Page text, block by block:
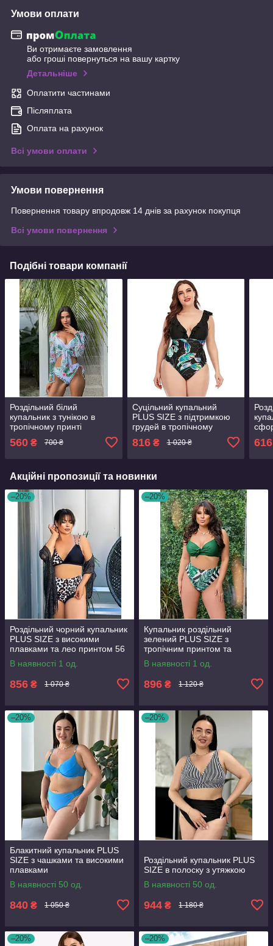
Умови оплати
Ви отримаєте замовлення
або гроші повернуться на вашу картку
Детальніше
Оплатити частинами
Післяплата
Оплата на рахунок
Всі умови оплати
Умови повернення
Повернення товару впродовж 14 днів за рахунок покупця
Всі умови повернення
Подібні товари компанії
Роздільний білий
купальник з тунікою в
тропічному принті
560 ₴ 700 ₴
Суцільний купальний
PLUS SIZE з підтримкою
грудей в тропічному
816₴ 1 020 ₴ 616
Акційні пропозиції та новинки
–20%
Роздільний чорний купальник
PLUS SIZE з високими
плавками та лео принтом 56
В наявності 1 од.
856 ₴ 1 070 ₴
–20%
Купальник роздільний
зелений PLUS SIZE з
тропічним принтом та
твердими чашками 56
В наявності 1 од.
896 ₴ 1 120 ₴
–20%
Блакитний купальник PLUS
SIZE з чашками та високими
плавками
В наявності 50 од.
840 ₴ 1 050 ₴
–20%
Роздільний купальник PLUS
SIZE в полоску з утяжкою
В наявності 50 од.
944 ₴ 1 180 ₴
–20% –20%